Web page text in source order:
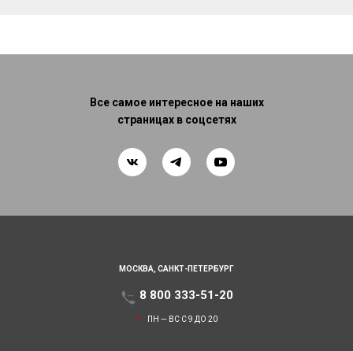
Все самое интересное на наших
страницах в соцсетях
МОСКВА, САНКТ-ПЕТЕРБУРГ
8 800 333-51-20
ПН — ВС С 9 ДО 20